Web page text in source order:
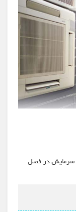
سرمایش در فصل